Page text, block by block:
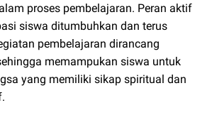
proses pembelajaran. Peran aktif
siswa ditumbuhkan dan terus
pembelajaran dirancang
memampukan siswa untuk
yang memiliki sikap spiritual dan